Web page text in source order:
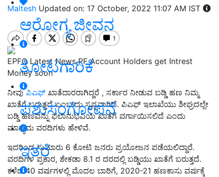
ಆರೋಗ್ಯ ಜೀವನ
ತೋಟಗಾರಿಕೆ
ಪಶುಸಂಗೋಪನೆ
ಇತರೆ
Maltesh Updated on: 17 October, 2022 11:07 AM IST
EPFO Latest News PF Account Holders get Intrest
Money soon
ನೀವುಪಿಎಫ್ ಖಾತೆದಾರರಾಗಿದ್ದರೆ , ಸರ್ಕಾರ ನೀಡುವ ಬಡ್ಡಿ ಹಣ ನಿಮ್ಮ
ಖಾತೆಗೆ ಬರುತ್ತದೆ ಎಂಬುದು ಸ್ಪಷ್ಟವಾಗಿದೆ. ಪಿಎಫ್ ಇಲಾಖೆಯು ಶೀಘ್ರದಲ್ಲೇ
ಬಡ್ಡಿ ಹಣವನ್ನು ಫಲಾನುಭವಿಯ ಖಾತೆಗೆ ವರ್ಗಾಯಿಸಲಿದೆ ಎಂದು
ಮಾಧ್ಯಮ ವರದಿಗಳು ಹೇಳಿವೆ.
ಇದರಿಂದ ಸುಮಾರು 6 ಕೋಟಿ ಜನರು ಪ್ರಯೋಜನ ಪಡೆಯಲಿದ್ದಾರೆ.
ವರದಿಗಳ ಪ್ರಕಾರ, ಶೇಕಡಾ 8.1 ರ ದರದಲ್ಲಿ ಬಡ್ಡಿಯು ಖಾತೆಗೆ ಬರುತ್ತದೆ.
ಕಳೆದ 40 ವರ್ಷಗಳಲ್ಲಿ ಮೊದಲ ಬಾರಿಗೆ, 2020-21 ಹಣಕಾಸು ವರ್ಷಕ್ಕೆ